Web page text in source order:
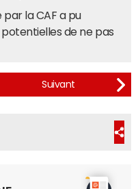
la CAF a pu
de ne pas